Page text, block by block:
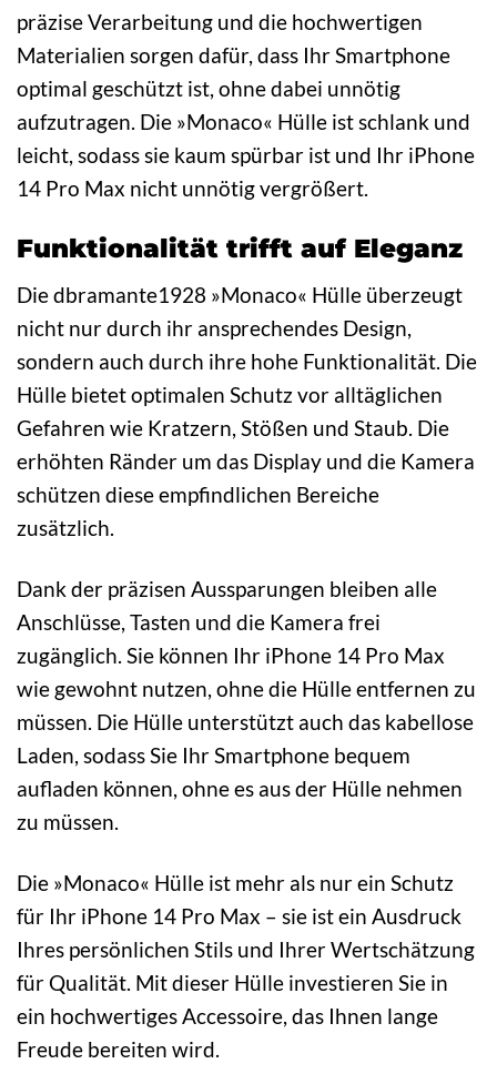
präzise Verarbeitung und die hochwertigen
Materialien sorgen dafür, dass Ihr Smartphone
optimal geschützt ist, ohne dabei unnötig
aufzutragen. Die »Monaco« Hülle ist schlank und
leicht, sodass sie kaum spürbar ist und Ihr iPhone
14 Pro Max nicht unnötig vergrößert.
Funktionalität trifft auf Eleganz
Die dbramante1928 »Monaco« Hülle überzeugt
nicht nur durch ihr ansprechendes Design,
sondern auch durch ihre hohe Funktionalität. Die
Hülle bietet optimalen Schutz vor alltäglichen
Gefahren wie Kratzern, Stößen und Staub. Die
erhöhten Ränder um das Display und die Kamera
schützen diese empfindlichen Bereiche
zusätzlich.
Dank der präzisen Aussparungen bleiben alle
Anschlüsse, Tasten und die Kamera frei
zugänglich. Sie können Ihr iPhone 14 Pro Max
wie gewohnt nutzen, ohne die Hülle entfernen zu
müssen. Die Hülle unterstützt auch das kabellose
Laden, sodass Sie Ihr Smartphone bequem
aufladen können, ohne es aus der Hülle nehmen
zu müssen.
Die »Monaco« Hülle ist mehr als nur ein Schutz
für Ihr iPhone 14 Pro Max – sie ist ein Ausdruck
Ihres persönlichen Stils und Ihrer Wertschätzung
für Qualität. Mit dieser Hülle investieren Sie in
ein hochwertiges Accessoire, das Ihnen lange
Freude bereiten wird.